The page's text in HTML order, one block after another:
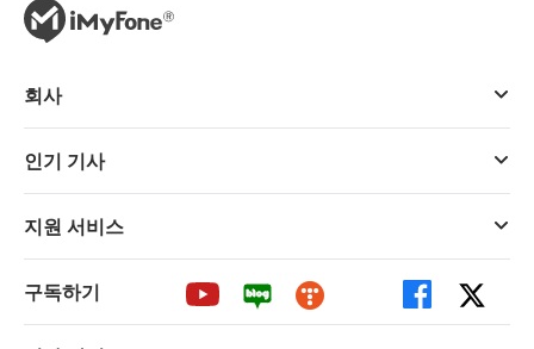
회사
인기 기사
지원 서비스
구독하기